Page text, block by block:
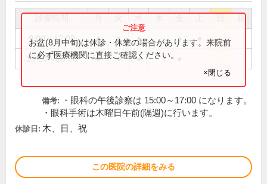
祝
9:00～12:00 ● ● ● ●
15:00～18:00 ● ● ●
お盆(8月中旬)は休診・休業の場合があります。来院前
に必ず医療機関に直接ご確認ください。
×閉じる
備考:
・眼科の午後診察は 15:00～17:00 になります。
・眼科手術は木曜日午前(隔週)に行います。
休診日: 木、日、祝
この医院の詳細をみる